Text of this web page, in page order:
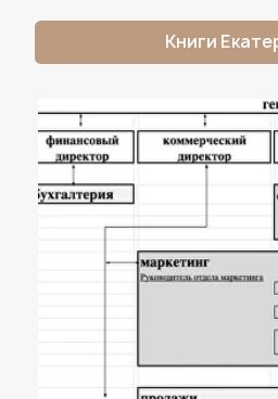
до 7,5
млн $/год